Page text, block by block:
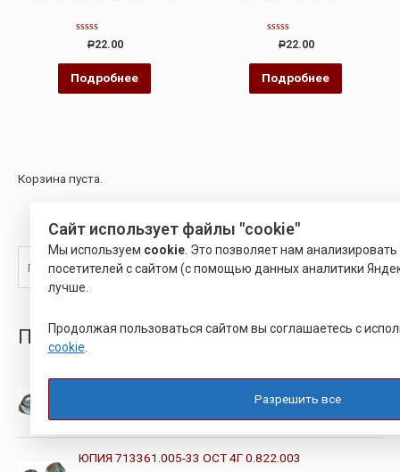
Оценка
из
5
Р22.00
Подробнее
Оценка
из
5
Р22.00
Подробнее
Корзина пуста.
Поиск
ПопулярныеТовары
ВТУЛКА ОСТ 4ГО 822.009
О
е
н
к
Р25.00
ЮПИЯ 713361.005-33 ОСТ 4Г 0.822.003
Сайт использует файлы "cookie"
Мы используем cookie. Это позволяет нам
посетителей с сайтом (с помощью данных аналитики
лучше.
Продолжая пользоваться сайтом вы соглашаетесь с
cookie
Разрешить все